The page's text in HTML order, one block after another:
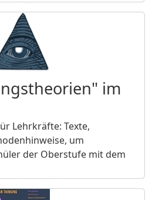
im
Lehrkräfte: Texte,
um
der Oberstufe mit dem